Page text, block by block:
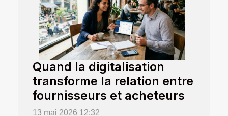
Quand la digitalisation
transforme la relation entre
fournisseurs et acheteurs
13 mai 2026 12:32